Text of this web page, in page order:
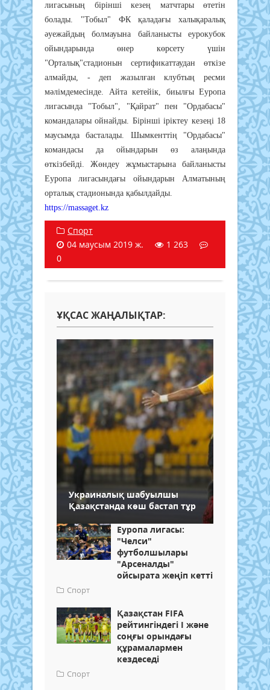
лигасының бірінші кезең матчтары өтетін
болады. "Тобыл" ФК қаладағы халықаралық
әуежайдың болмауына байланысты еурокубок
ойындарында өнер көрсету үшін
"Орталық"стадионын сертификаттаудан өткізе
алмайды, - деп жазылған клубтың ресми
мәлімдемесінде. Айта кетейік, биылғы Еуропа
лигасында "Тобыл", "Қайрат" пен "Ордабасы"
командалары ойнайды. Бірінші іріктеу кезеңі 18
маусымда басталады. Шымкенттің "Ордабасы"
командасы да ойындарын өз алаңында
өткізбейді. Жөндеу жұмыстарына байланысты
Еуропа лигасындағы ойындарын Алматының
орталық стадионында қабылдайды.
https://massaget.kz
Спорт
04 маусым 2019 ж.
1 263
0
ҰҚСАС ЖАҢАЛЫҚТАР:
Украиналық шабуылшы
Қазақстанда көш бастап тұр
Еуропа лигасы:
"Челси"
футболшылары
"Арсеналды"
ойсырата жеңіп кетті
Спорт
Қазақстан FIFA
рейтингіндегі І және
соңғы орындағы
құрамалармен
кездеседі
Спорт